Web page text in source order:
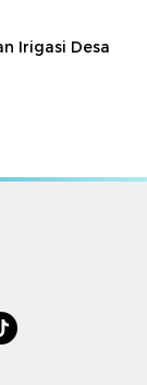
Irigasi Desa